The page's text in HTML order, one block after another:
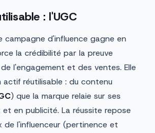
: l'UGC
campagne d'influence gagne en
la crédibilité par la preuve
l'engagement et des ventes. Elle
actif réutilisable : du contenu
) que la marque relaie sur ses
en publicité. La réussite repose
de l'influenceur (pertinence et